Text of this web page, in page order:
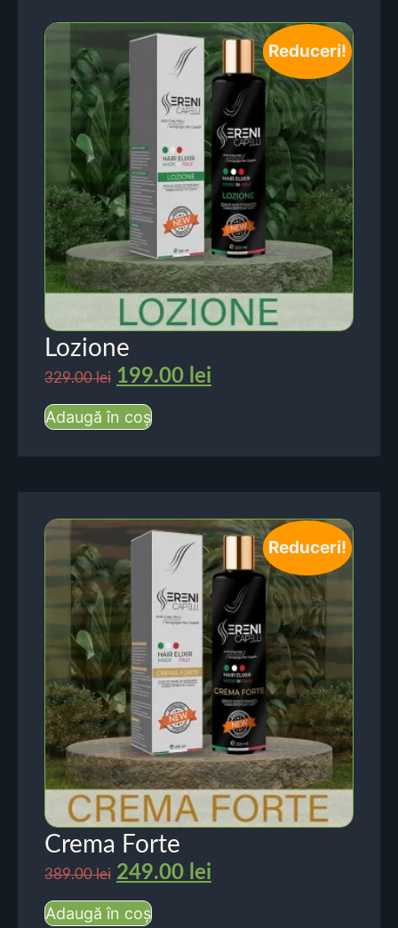
Reduceri!
Lozione
329.00lei 199.00 lei
Adaugă în coș
Reduceri!
Crema Forte
389.00lei 249.00 lei
Adaugă în coș